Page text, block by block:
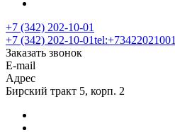
+7 (342) 202-10-01
+7 (342) 202-10-01tel:+73422021001
Заказать звонок
E-mail
Адрес
Бирский тракт 5, корп. 2